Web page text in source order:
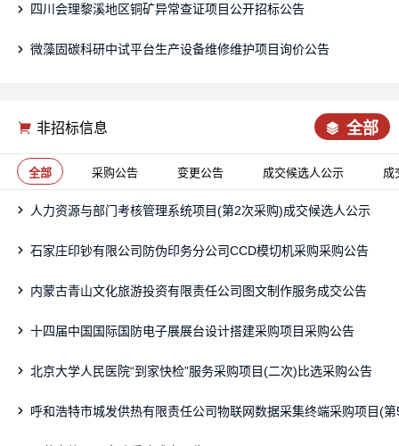
四川会理黎溪地区铜矿异常查证项目公开招标公告
微藻固碳科研中试平台生产设备维修维护项目询价公告
非招标信息 全部
全部 采购公告 变更公告 成交候选人公示 成
人力资源与部门考核管理系统项目(第2次采购)成交候选人公示
石家庄印钞有限公司防伪印务分公司CCD模切机采购采购公告
内蒙古青山文化旅游投资有限责任公司图文制作服务成交公告
十四届中国国际国防电子展展台设计搭建采购项目采购公告
北京大学人民医院“到家快检”服务采购项目(二次)比选采购公告
呼和浩特市城发供热有限责任公司物联网数据采集终端采购项目(